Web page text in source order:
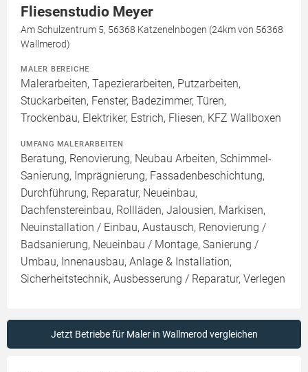
Fliesenstudio Meyer
Am Schulzentrum 5, 56368 Katzenelnbogen (24km von 56368
Wallmerod)
MALER BEREICHE
Malerarbeiten, Tapezierarbeiten, Putzarbeiten,
Stuckarbeiten, Fenster, Badezimmer, Türen,
Trockenbau, Elektriker, Estrich, Fliesen, KFZ Wallboxen
UMFANG MALERARBEITEN
Beratung, Renovierung, Neubau Arbeiten, Schimmel-
Sanierung, Imprägnierung, Fassadenbeschichtung,
Durchführung, Reparatur, Neueinbau,
Dachfenstereinbau, Rollläden, Jalousien, Markisen,
Neuinstallation / Einbau, Austausch, Renovierung /
Badsanierung, Neueinbau / Montage, Sanierung /
Umbau, Innenausbau, Anlage & Installation,
Sicherheitstechnik, Ausbesserung / Reparatur, Verlegen
Jetzt Betriebe für Maler in Wallmerod vergleichen